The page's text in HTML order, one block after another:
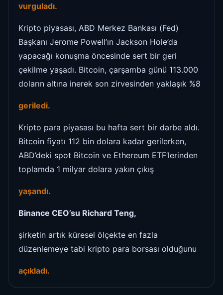
vurguladı.
Kripto piyasası, ABD Merkez Bankası (Fed)
Başkanı Jerome Powell’ın Jackson Hole’da
yapacağı konuşma öncesinde sert bir geri
çekilme yaşadı. Bitcoin, çarşamba günü 113.000
doların altına inerek son zirvesinden yaklaşık %8
geriledi.
Kripto para piyasası bu hafta sert bir darbe aldı.
Bitcoin fiyatı 112 bin dolara kadar gerilerken,
ABD’deki spot Bitcoin ve Ethereum ETF’lerinden
toplamda 1 milyar dolara yakın çıkış
yaşandı.
Binance CEO’su Richard Teng,
şirketin artık küresel ölçekte en fazla
düzenlemeye tabi kripto para borsası olduğunu
açıkladı.